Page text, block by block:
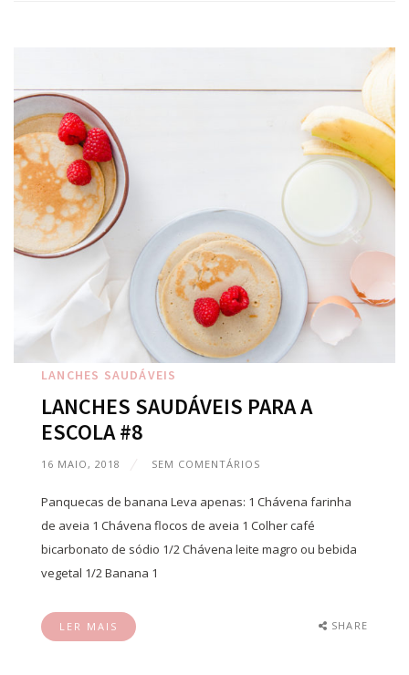
LANCHES SAUDÁVEIS
LANCHES SAUDÁVEIS PARA A
ESCOLA #8
16 MAIO, 2018 SEM COMENTÁRIOS
Panquecas de banana Leva apenas: 1 Chávena farinha
de aveia 1 Chávena flocos de aveia 1 Colher café
bicarbonato de sódio 1/2 Chávena leite magro ou bebida
vegetal 1/2 Banana 1
LER MAIS SHARE